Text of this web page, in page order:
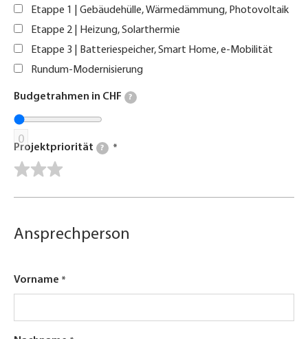
Etappe 1 | Gebäudehülle, Wärmedämmung, Photovoltaik
Etappe 2 | Heizung, Solarthermie
Etappe 3 | Batteriespeicher, Smart Home, e-Mobilität
Rundum-Modernisierung
Budgetrahmen in CHF ?
0
Projektpriorität ?
Ansprechperson
Vorname